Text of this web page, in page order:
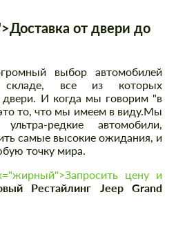
от двери до
выбор автомобилей
складе, все из которых
двери. И когда мы говорим "в
то, что мы имеем в виду.Мы
редкие автомобили,
самые высокие ожидания, и
точку мира.
цену и
Рестайлинг Jeep Grand